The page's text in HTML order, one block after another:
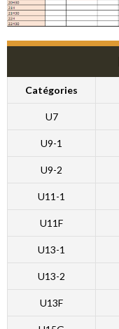
Catégories
U7
U9-1
U9-2
U11-1
U11F
U13-1
U13-2
U13F